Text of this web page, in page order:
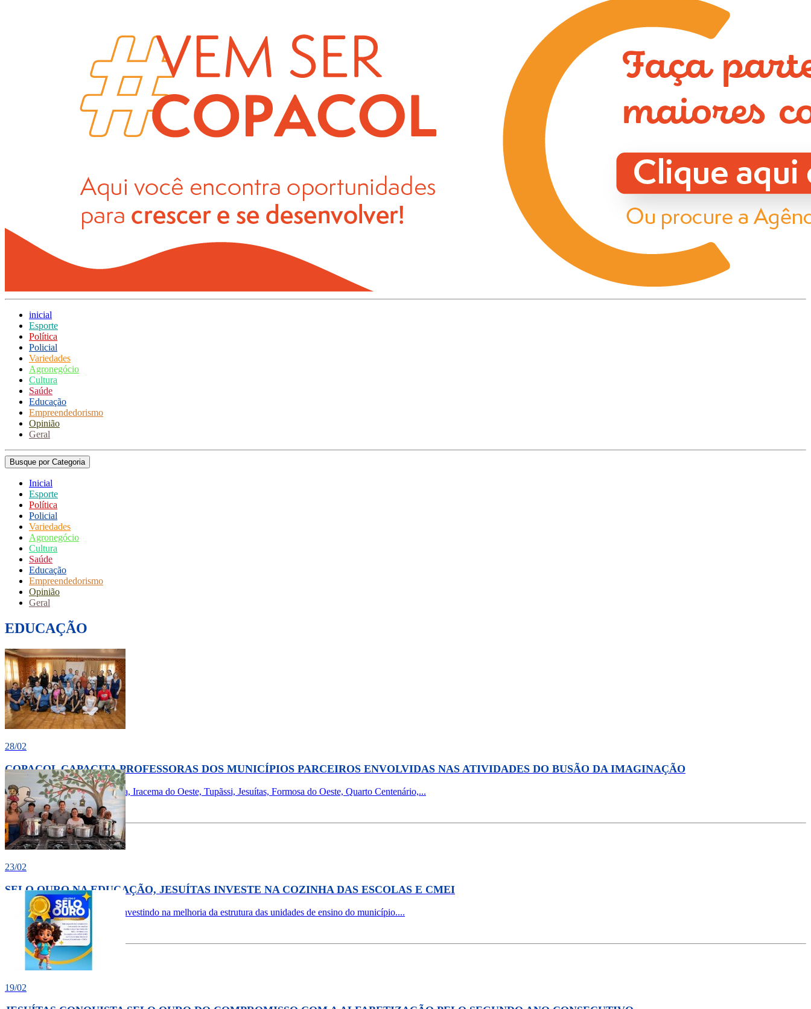
inicial
Esporte
Política
Policial
Variedades
Agronegócio
Cultura
Saúde
Educação
Empreendedorismo
Opinião
Geral
Busque por Categoria
Inicial
Esporte
Política
Policial
Variedades
Agronegócio
Cultura
Saúde
Educação
Empreendedorismo
Opinião
Geral
EDUCAÇÃO
28/02
COPACOL CAPACITA PROFESSORAS DOS MUNICÍPIOS PARCEIROS ENVOLVIDAS NAS ATIVIDADES DO BUSÃO DA IMAGINAÇÃO
Professoras dos de Nova Aurora, Iracema do Oeste, Tupãssi, Jesuítas, Formosa do Oeste, Quarto Centenário,...
Ver Mais
Comentários
23/02
SELO OURO NA EDUCAÇÃO, JESUÍTAS INVESTE NA COZINHA DAS ESCOLAS E CMEI
A Prefeitura de Jesuítas segue investindo na melhoria da estrutura das unidades de ensino do município....
Ver Mais
Comentários
19/02